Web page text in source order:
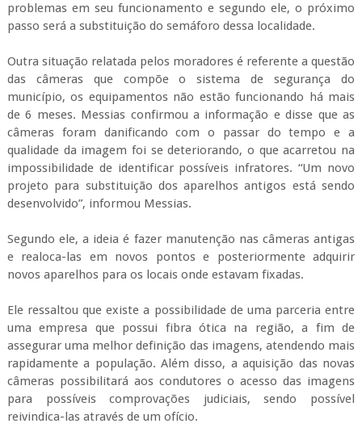
problemas em seu funcionamento e segundo ele, o próximo
passo será a substituição do semáforo dessa localidade.
Outra situação relatada pelos moradores é referente a questão
das câmeras que compõe o sistema de segurança do
município, os equipamentos não estão funcionando há mais
de 6 meses. Messias confirmou a informação e disse que as
câmeras foram danificando com o passar do tempo e a
qualidade da imagem foi se deteriorando, o que acarretou na
impossibilidade de identificar possíveis infratores. “Um novo
projeto para substituição dos aparelhos antigos está sendo
desenvolvido”, informou Messias.
Segundo ele, a ideia é fazer manutenção nas câmeras antigas
e realoca-las em novos pontos e posteriormente adquirir
novos aparelhos para os locais onde estavam fixadas.
Ele ressaltou que existe a possibilidade de uma parceria entre
uma empresa que possui fibra ótica na região, a fim de
assegurar uma melhor definição das imagens, atendendo mais
rapidamente a população. Além disso, a aquisição das novas
câmeras possibilitará aos condutores o acesso das imagens
para possíveis comprovações judiciais, sendo possível
reivindica-las através de um ofício.